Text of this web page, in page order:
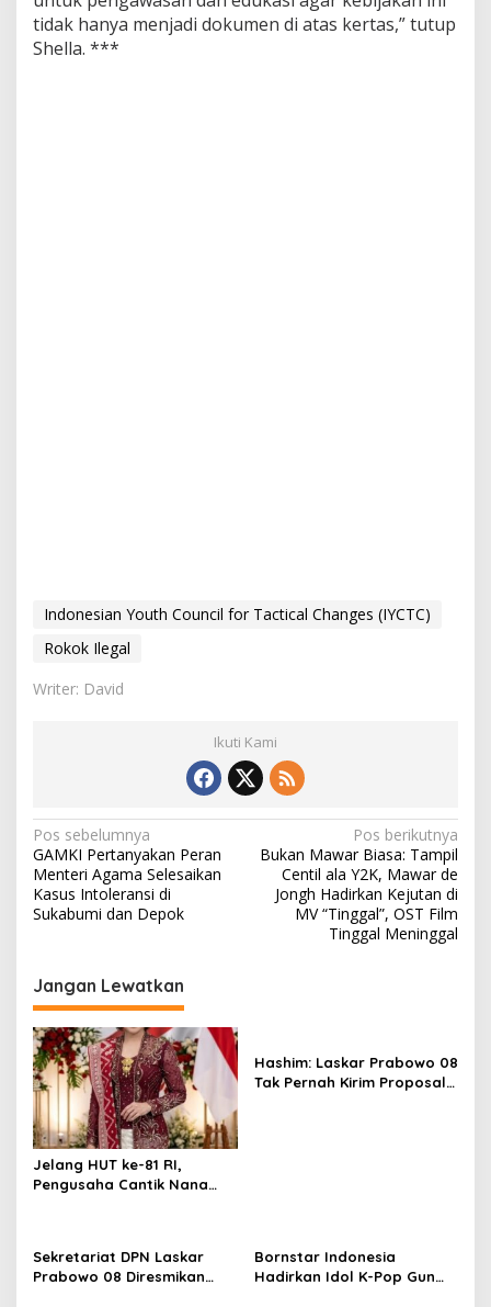
tidak hanya menjadi dokumen di atas kertas,” tutup
Shella. ***
Indonesian Youth Council for Tactical Changes (IYCTC)
Rokok Ilegal
Writer: David
Ikuti Kami
N
a
v
i
a
s
i
p
o
s
Pos sebelumnya
GAMKI Pertanyakan Peran
Menteri Agama Selesaikan
Kasus Intoleransi di
Sukabumi dan Depok
Pos berikutnya
Bukan Mawar Biasa: Tampil
Centil ala Y2K, Mawar de
Jongh Hadirkan Kejutan di
MV “Tinggal”, OST Film
Tinggal Meninggal
Jangan Lewatkan
Jelang HUT ke-81 RI,
Pengusaha Cantik Nana
Hashim: Laskar Prabowo 08
Tak Pernah Kirim Proposal
Sekretariat DPN Laskar
Prabowo 08 Diresmikan
Bornstar Indonesia
Hadirkan Idol K-Pop Gun